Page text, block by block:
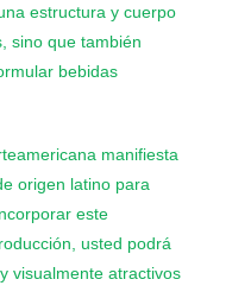
estructura y cuerpo
sino que también
bebidas
manifiesta
origen latino para
este
usted podrá
visualmente atractivos